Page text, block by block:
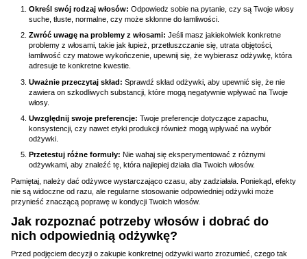
Określ swój rodzaj włosów: Odpowiedz sobie na pytanie, czy są Twoje włosy
suche, tłuste, normalne, czy może skłonne do łamliwości.
Zwróć uwagę na problemy z włosami: Jeśli masz jakiekolwiek konkretne
problemy z włosami, takie jak łupież, przetłuszczanie się, utrata objętości,
łamliwość czy matowe wykończenie, upewnij się, że wybierasz odżywkę, która
adresuje te konkretne kwestie.
Uważnie przeczytaj skład: Sprawdź skład odżywki, aby upewnić się, że nie
zawiera on szkodliwych substancji, które mogą negatywnie wpływać na Twoje
włosy.
Uwzględnij swoje preferencje: Twoje preferencje dotyczące zapachu,
konsystencji, czy nawet etyki produkcji również mogą wpływać na wybór
odżywki.
Przetestuj różne formuły: Nie wahaj się eksperymentować z różnymi
odżywkami, aby znaleźć tę, która najlepiej działa dla Twoich włosów.
Pamiętaj, należy dać odżywce wystarczająco czasu, aby zadziałała. Poniekąd, efekty
nie są widoczne od razu, ale regularne stosowanie odpowiedniej odżywki może
przynieść znaczącą poprawę w kondycji Twoich włosów.
Jak rozpoznać potrzeby włosów i dobrać do
nich odpowiednią odżywkę?
Przed podjęciem decyzji o zakupie konkretnej odżywki warto zrozumieć, czego tak